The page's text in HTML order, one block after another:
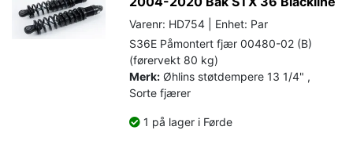
Varenr: HD754 | Enhet: Par
S36E Påmontert fjær 00480-02 (B)
(førervekt 80 kg)
Merk: Øhlins støtdempere 13 1/4" ,
Sorte fjærer
1 på lager i Førde